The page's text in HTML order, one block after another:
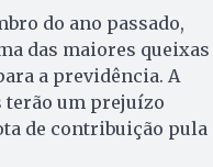
do ano passado,
das maiores queixas
a previdência. A
terão um prejuízo
de contribuição pula